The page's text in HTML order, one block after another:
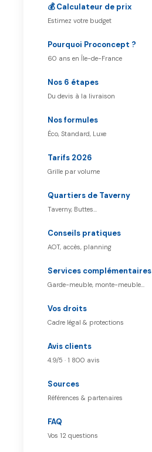
💰 Calculateur de prix
Estimez votre budget
Pourquoi Proconcept ?
60 ans en Île-de-France
Nos 6 étapes
Du devis à la livraison
Nos formules
Éco, Standard, Luxe
Tarifs 2026
Grille par volume
Quartiers de Taverny
Taverny, Buttes…
Conseils pratiques
AOT, accès, planning
Services complémentaires
Garde-meuble, monte-meuble…
Vos droits
Cadre légal & protections
Avis clients
4.9/5 · 1 800 avis
Sources
Références & partenaires
FAQ
Vos 12 questions